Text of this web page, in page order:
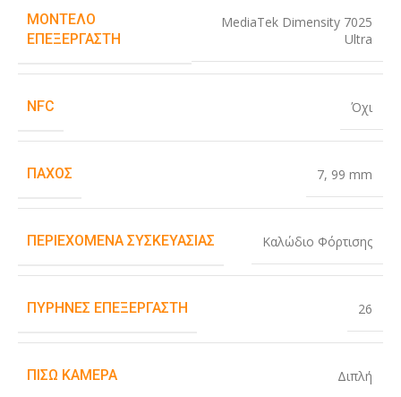
ΜΟΝΤΈΛΟ
ΕΠΕΞΕΡΓΑΣΤΉ
MediaTek Dimensity 7025
Ultra
NFC Όχι
ΠΆΧΟΣ 7, 99 mm
ΠΕΡΙΕΧΌΜΕΝΑ ΣΥΣΚΕΥΑΣΊΑΣ Καλώδιο Φόρτισης
ΠΥΡΉΝΕΣ ΕΠΕΞΕΡΓΑΣΤΉ 26
ΠΊΣΩ ΚΆΜΕΡΑ Διπλή